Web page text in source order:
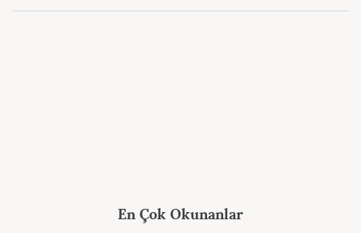
En Çok Okunanlar